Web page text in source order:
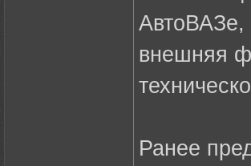
АвтоВАЗе,
внешняя
Ранее